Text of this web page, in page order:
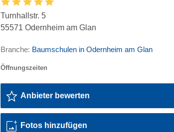
Turnhallstr. 5
55571 Odernheim am Glan
Branche: Baumschulen in Odernheim am Glan
Anbieter bewerten
Fotos hinzufügen